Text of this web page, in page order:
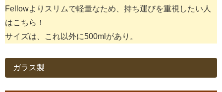
Fellowよりスリムで軽量なため、持ち運びを重視したい人
はこちら！
サイズは、これ以外に500mlがあり。
ガラス製